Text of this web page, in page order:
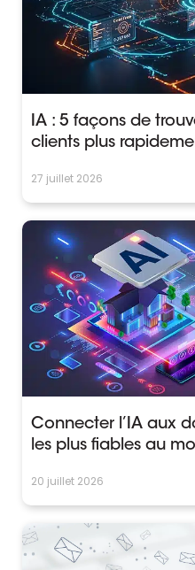
IA : 5 façons de
clients plus
27 juillet 2026
Connecter l’IA aux
les plus fiables au
20 juillet 2026